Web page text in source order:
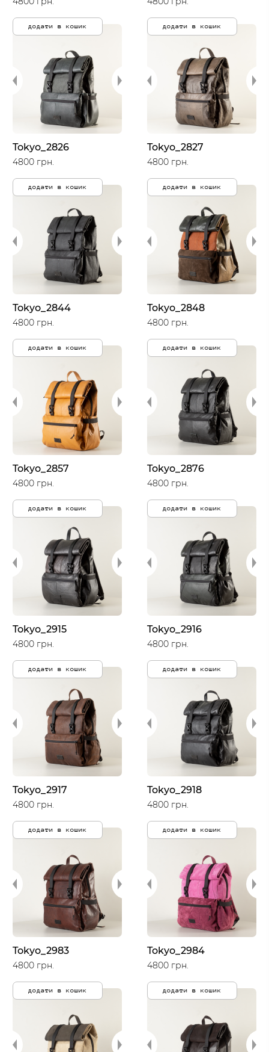
додати в кошик додати в кошик
Tokyo_2826
4800 грн.
додати в кошик
Tokyo_2827
4800 грн.
додати в кошик
Tokyo_2844
4800 грн.
додати в кошик
Tokyo_2848
4800 грн.
додати в кошик
Tokyo_2857
4800 грн.
додати в кошик
Tokyo_2876
4800 грн.
додати в кошик
Tokyo_2915
4800 грн.
додати в кошик
Tokyo_2916
4800 грн.
додати в кошик
Tokyo_2917
4800 грн.
додати в кошик
Tokyo_2918
4800 грн.
додати в кошик
Tokyo_2983
4800 грн.
додати в кошик
Tokyo_2984
4800 грн.
додати в кошик